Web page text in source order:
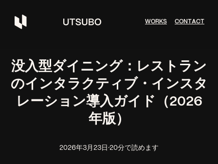
WORKS CONTACT
没入型ダイニング：レストラン
のインタラクティブ・インスタ
レーション導入ガイド（2026
年版）
2026年3月23日 ·20分で読めます